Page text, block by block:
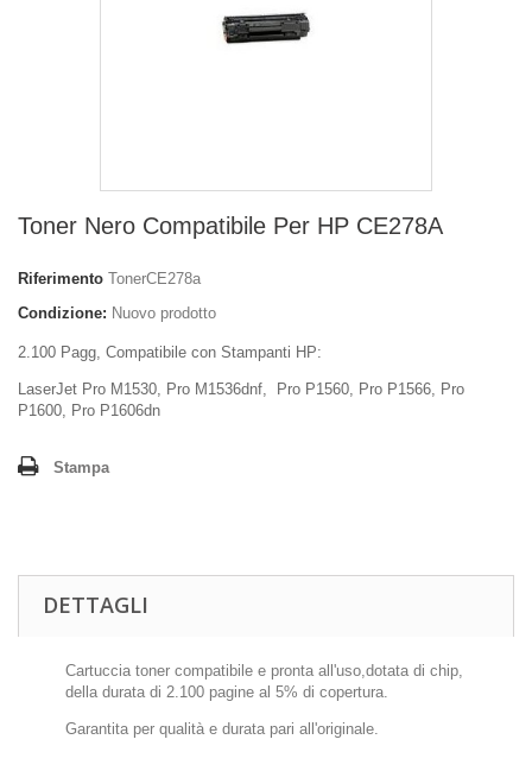
Toner Nero Compatibile Per HP CE278A
Riferimento TonerCE278a
Condizione: Nuovo prodotto
2.100 Pagg, Compatibile con Stampanti HP:
LaserJet Pro M1530, Pro M1536dnf, Pro P1560, Pro P1566, Pro
P1600, Pro P1606dn
Stampa
DETTAGLI
Cartuccia toner compatibile e pronta all'uso,dotata di chip,
della durata di 2.100 pagine al 5% di copertura.
Garantita per qualità e durata pari all'originale.